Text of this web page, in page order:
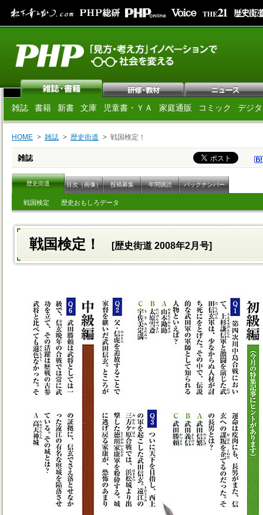
雑誌 書籍 新書 文庫 児童書・ＹＡ 家庭通販 コミック デジ
HOME 雑誌 歴史街道 戦国検定！
雑誌
歴史街道 目次（画像） 投稿募集 年間購読 バックナンバー
戦国検定 歴史おもしろデータ
戦国検定！ [歴史街道 2008年2月号]